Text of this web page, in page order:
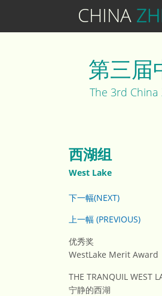
CHINA
第三届
The 3rd
西湖组
West Lake
下一幅(NEXT)
上一幅 (PREVIOUS)
优秀奖
WestLake Merit Award
THE TRANQUIL WEST
宁静的西湖